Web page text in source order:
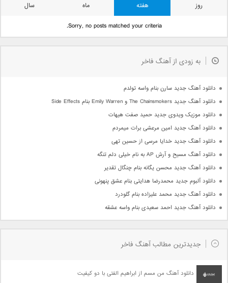
روز هفته ماه
سال
Sorry, no posts matched your criteria.
به زودی از آهنگ فاخر
دانلود آهنگ جدید سارن بنام واسه تولدم
دانلود آهنگ جدید The Chainsmokers و Emily Warren بنام Side Effects
دانلود موزیک ویدوی جدید حمید صفت هیهات
دانلود آهنگ جدید امین مرعشی برات میمردم
دانلود آهنگ جدید خدایا مرسی از حسین تهی
دانلود آهنگ مسیح و آرش AP به نام خیلی دلم تنگه
دانلود آهنگ جدید محسن یگانه بنام چنگال تقدیر
دانلود آلبوم جدید محمدرضا هدایتی بنام عشق پنهونی
دانلود آهنگ جدید محمد علیزاده بنام گلودرد
دانلود آهنگ جدید احمد سعیدی بنام واسه عشقه
جدیدترین مطالب آهنگ فاخر
دانلود آهنگ من مسم از ابراهیم الفتی با دو کیفیت